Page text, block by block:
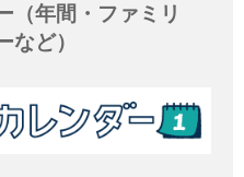
（年間・ファミリ
など）